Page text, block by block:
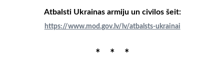
Atbalsti Ukrainas armiju un civilos šeit:
https://www.mod.gov.lv/lv/atbalsts-ukrainai
* * *